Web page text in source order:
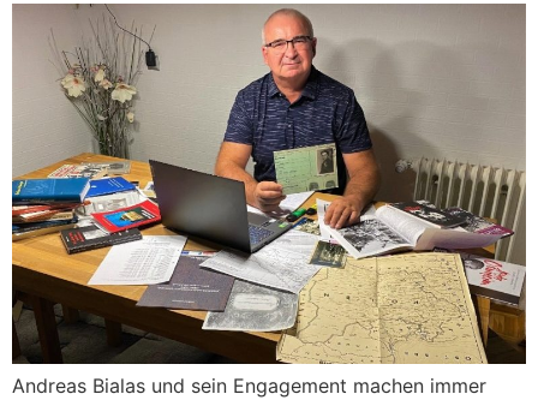
Andreas Bialas und sein Engagement machen immer